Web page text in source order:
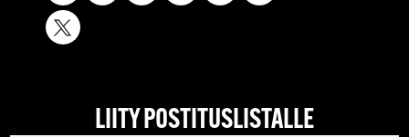
LIITY POSTITUSLISTALLE